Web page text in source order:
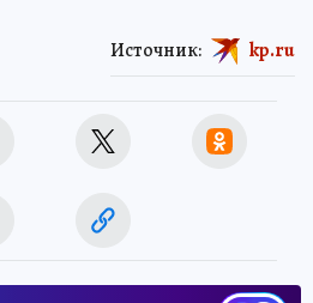
для карьерного роста.
Источник: